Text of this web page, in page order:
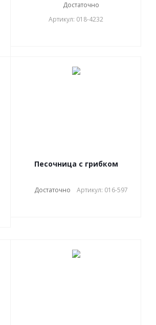
Достаточно
Артикул: 018-4232
Песочница с грибком
Достаточно Артикул: 016-597